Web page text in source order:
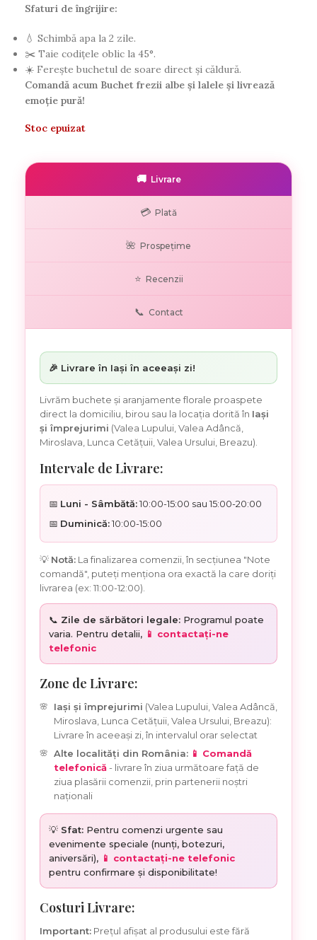
Sfaturi de îngrijire:
💧 Schimbă apa la 2 zile.
✂️ Taie codițele oblic la 45°.
☀️ Ferește buchetul de soare direct și căldură.
Comandă acum Buchet frezii albe și lalele și livrează
emoție pură!
Stoc epuizat
🚚 Livrare
💳 Plată
🌺 Prospețime
⭐ Recenzii
📞 Contact
🎉 Livrare în Iași în aceeași zi!
Livrăm buchete și aranjamente florale proaspete
direct la domiciliu, birou sau la locația dorită în Iași
și împrejurimi (Valea Lupului, Valea Adâncă,
Miroslava, Lunca Cetățuii, Valea Ursului, Breazu).
Intervale de Livrare:
📅 Luni - Sâmbătă:10:00-15:00 sau 15:00-20:00
📅 Duminică:10:00-15:00
💡 Notă: La finalizarea comenzii, în secțiunea "Note
comandă", puteți menționa ora exactă la care doriți
livrarea (ex: 11:00-12:00).
📞 Zile de sărbători legale: Programul poate
varia. Pentru detalii, 📱 contactați-ne
telefonic
Zone de Livrare:
Iași și împrejurimi (Valea Lupului, Valea Adâncă,
Miroslava, Lunca Cetățuii, Valea Ursului, Breazu):
Livrare în aceeași zi, în intervalul orar selectat
Alte localități din România: 📱 Comandă
telefonică- livrare în ziua următoare față de
ziua plasării comenzii, prin partenerii noștri
naționali
💡 Sfat: Pentru comenzi urgente sau
evenimente speciale (nunți, botezuri,
aniversări), 📱 contactați-ne telefonic
pentru confirmare și disponibilitate!
Costuri Livrare:
Important: Prețul afișat al produsului este fără